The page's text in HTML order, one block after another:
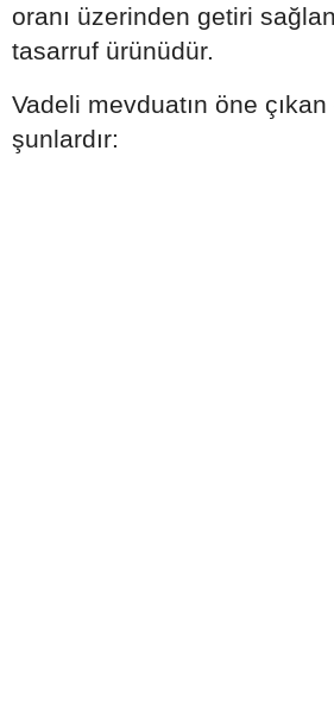
oranı üzerinden getiri
tasarruf ürünüdür.
Vadeli mevduatın öne
şunlardır: